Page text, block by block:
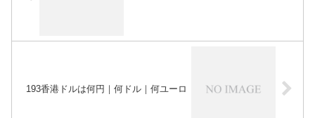
193香港ドルは何円｜何ドル｜何ユーロ